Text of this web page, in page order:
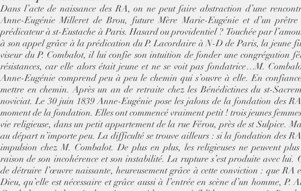
Dans l’acte de naissance des RA, on ne peut faire abstraction d’une
Anne-Eugénie Milleret de Brou, future Mère Marie-Eugénie et d’un prêtre
prédicateur à st-Eustache à Paris. Hasard ou providentiel ?  Touchée par
à son appel grâce à la prédication du P. Lacordaire à N-D de Paris, la jeune
viseur du P. Combalot, il lui confie son intuition de fonder une congrégation
résistances, car elle alors était jeune et ne se voit pas fondatrice…M.
Anne-Eugénie comprend peu à peu le chemin qui s’ouvre à elle. En
mettre en chemin. Après un an de retraite chez les Bénédictines du st-
noviciat. Le 30 juin 1839 Anne-Eugénie pose les jalons de la fondation des
moment de la fondation. Elles ont commencé vraiment petit ! trois jeunes
vie religieuse, dans un petit appartement de la rue Férou, près de st Sulpice.
au départ n’importe peu. La difficulté se trouve ailleurs : si la fondation des
impulsion chez M. Combalot. De plus en plus, les religieuses ne peuvent
raison de son incohérence et son instabilité. La rupture s’est produite avec lui.
de détruire l’œuvre naissante, heureusement grâce à cette conviction : que RA
Dieu, qu’elle est nécessaire et grâce aussi à l’entrée en scène d’un homme, P.